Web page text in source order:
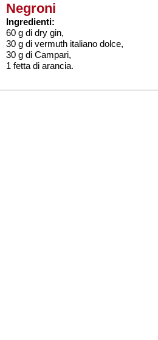
Negroni
Ingredienti:
60 g di dry gin,
30 g di vermuth italiano dolce,
30 g di Campari,
1 fetta di arancia.